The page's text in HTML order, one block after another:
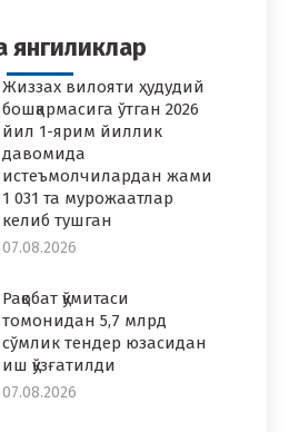
янгиликлар
Жиззах вилояти ҳудудий
бошқармасига ўтган 2026
йил 1-ярим йиллик
давомида
истеъмолчилардан жами
1 031 та мурожаатлар
келиб тушган
07.08.2026
Рақобат қўмитаси
томонидан 5,7 млрд
сўмлик тендер юзасидан
иш қўзғатилди
07.08.2026